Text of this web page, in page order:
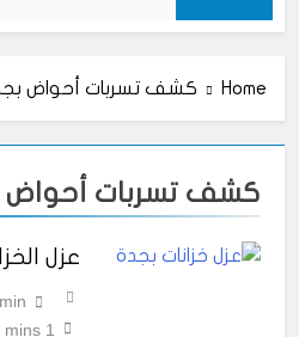
Home كشف تسربات أحواض
كشف تسربات أحواض
عزل
1 mins